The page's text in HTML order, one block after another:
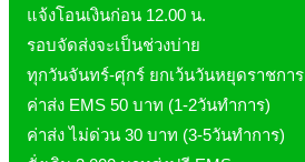
Sebamed
Stiefel
ผลิตภัณฑ์ รพ.ยันฮี
แบรนด์ซูปไก่เม็ด
banner แบนเนอร์ โปรตีน
แจ้งโอนเงินก่อน 12.00 น.
รอบจัดส่งจะเป็นช่วงบ่าย
ทุกวันจันทร์-ศุกร์ ยกเว้นวันหยุดราชการ
ค่าส่ง EMS 50 บาท (1-2วันทำการ)
ค่าส่ง ไม่ด่วน 30 บาท (3-5วันทำการ)